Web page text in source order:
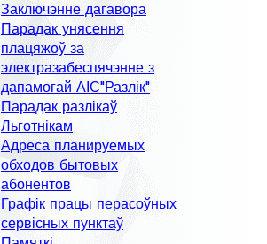
Заключэнне дагавора
Парадак унясення
плацяжоў за
электразабеспячэнне з
дапамогай АІС"Разлік"
Парадак разлікаў
Льготнікам
Адреса планируемых
обходов бытовых
абонентов
Графік працы перасоўных
сервісных пунктаў